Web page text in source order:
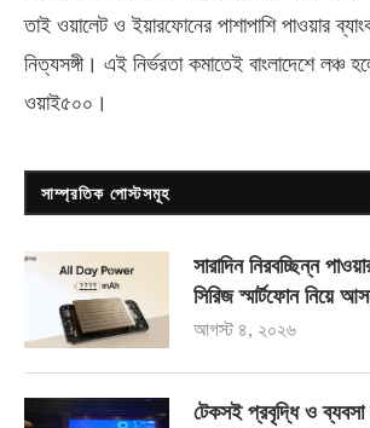
তাই ওয়ালেট ও ইয়ারফোনের পাশাপাশি পাওয়ার
নিত্যসঙ্গী। এই নির্ভরতা কমাতেই বাংলাদেশে লঞ্চ
ওয়াই৫০০ ।
সাম্প্রতিক পোস্টসমূহ
সারাদিন নিরবচ্ছিন্ন
সিরিজ স্মার্টফোন নিয়ে
আগস্ট ৪, ২০২৬
টেকসই প্রবৃদ্ধি ও ব্যবসা